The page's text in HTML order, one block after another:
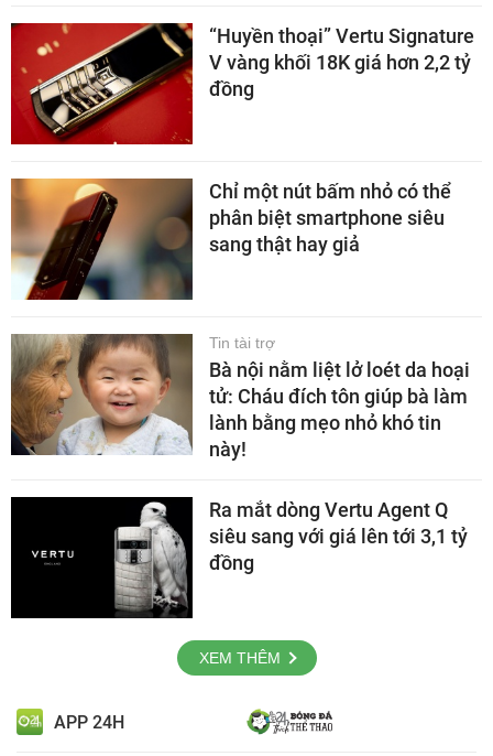
“Huyền thoại” Vertu Signature
V vàng khối 18K giá hơn 2,2 tỷ
đồng
Chỉ một nút bấm nhỏ có thể
phân biệt smartphone siêu
sang thật hay giả
Tin tài trợ
Bà nội nằm liệt lở loét da hoại
tử: Cháu đích tôn giúp bà làm
lành bằng mẹo nhỏ khó tin
này!
Ra mắt dòng Vertu Agent Q
siêu sang với giá lên tới 3,1 tỷ
đồng
XEM THÊM
APP 24H